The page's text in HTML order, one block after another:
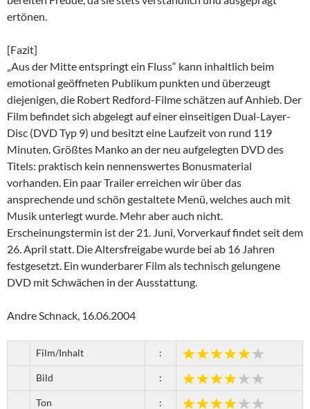
ertönen.
[Fazit]
„Aus der Mitte entspringt ein Fluss“ kann inhaltlich beim
emotional geöffneten Publikum punkten und überzeugt
diejenigen, die Robert Redford-Filme schätzen auf Anhieb. Der
Film befindet sich abgelegt auf einer einseitigen Dual-Layer-
Disc (DVD Typ 9) und besitzt eine Laufzeit von rund 119
Minuten. Größtes Manko an der neu aufgelegten DVD des
Titels: praktisch kein nennenswertes Bonusmaterial
vorhanden. Ein paar Trailer erreichen wir über das
ansprechende und schön gestaltete Menü, welches auch mit
Musik unterlegt wurde. Mehr aber auch nicht.
Erscheinungstermin ist der 21. Juni, Vorverkauf findet seit dem
26. April statt. Die Altersfreigabe wurde bei ab 16 Jahren
festgesetzt. Ein wunderbarer Film als technisch gelungene
DVD mit Schwächen in der Ausstattung.
Andre Schnack, 16.06.2004
Film/Inhalt :
Bild :
Ton :